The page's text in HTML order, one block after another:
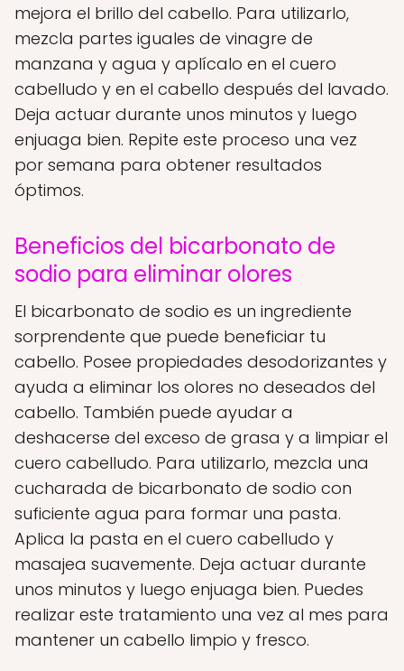
mejora el brillo del cabello. Para utilizarlo,
mezcla partes iguales de vinagre de
manzana y agua y aplícalo en el cuero
cabelludo y en el cabello después del lavado.
Deja actuar durante unos minutos y luego
enjuaga bien. Repite este proceso una vez
por semana para obtener resultados
óptimos.
Beneficios del bicarbonato de
sodio para eliminar olores
El bicarbonato de sodio es un ingrediente
sorprendente que puede beneficiar tu
cabello. Posee propiedades desodorizantes y
ayuda a eliminar los olores no deseados del
cabello. También puede ayudar a
deshacerse del exceso de grasa y a limpiar el
cuero cabelludo. Para utilizarlo, mezcla una
cucharada de bicarbonato de sodio con
suficiente agua para formar una pasta.
Aplica la pasta en el cuero cabelludo y
masajea suavemente. Deja actuar durante
unos minutos y luego enjuaga bien. Puedes
realizar este tratamiento una vez al mes para
mantener un cabello limpio y fresco.